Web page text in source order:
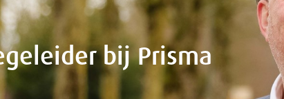
bij Prisma